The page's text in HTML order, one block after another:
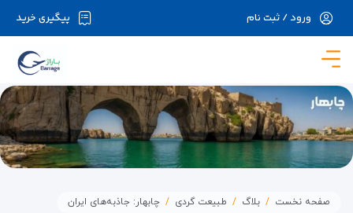
در حال حاضر ارتباط با سرور قطع می باشد لطفا
پیگیری خرید ورود / ثبت نام
صفحه نخست بلاگ طبیعت گردی چابهار: جاذبه‌های ایران